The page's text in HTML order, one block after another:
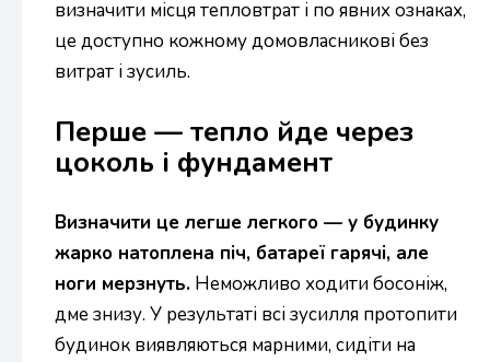
визначити місця тепловтрат і по явних ознаках,
це доступно кожному домовласникові без
витрат і зусиль.
Перше — тепло йде через
цоколь і фундамент
Визначити це легше легкого — у будинку
жарко натоплена піч, батареї гарячі, але
ноги мерзнуть. Неможливо ходити босоніж,
дме знизу. У результаті всі зусилля протопити
будинок виявляються марними, сидіти на